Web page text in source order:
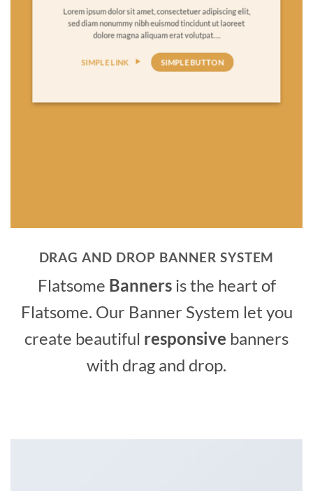
Lorem ipsum dolor sit amet, consectetuer adipiscing elit,
sed diam nonummy nibh euismod tincidunt ut laoreet
dolore magna aliquam erat volutpat….
SIMPLE LINK SIMPLE BUTTON
DRAG AND DROP BANNER SYSTEM
Flatsome Bannersis the heart of
Flatsome. Our Banner System let you
create beautiful responsive banners
with drag and drop.